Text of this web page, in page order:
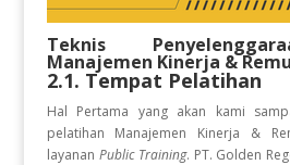
Teknis
Manajemen Kinerja &
2.1. Tempat Pelatihan
Hal Pertama yang akan kami
pelatihan Manajemen Kinerja &
layanan Public Training. PT. Golden